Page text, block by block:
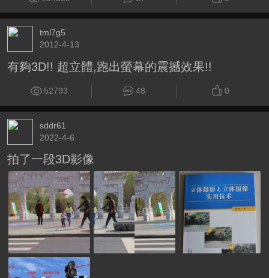
tml7g5
2012-4-13
有夠3D!! 超立體,跑出螢幕的震撼效果!!
52793 48 0
sddr61
2022-4-6
拍了一段3D影像